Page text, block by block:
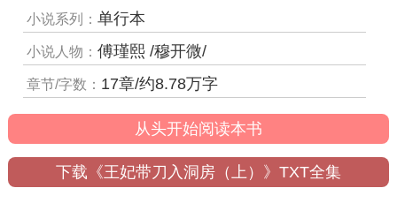
小说系列：单行本
小说人物：傅瑾熙 /穆开微/
章节/字数： 17章/约8.78万字
从头开始阅读本书
下载《王妃带刀入洞房（上）》TXT全集